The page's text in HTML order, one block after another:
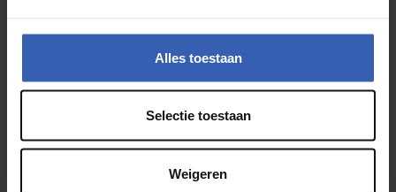
Alles toestaan
Selectie toestaan
Weigeren